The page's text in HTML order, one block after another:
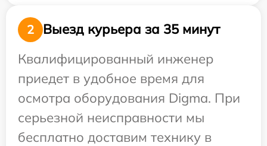
2
Выезд курьера за 35 минут
Квалифицированный инженер
приедет в удобное время для
осмотра оборудования Digma. При
серьезной неисправности мы
бесплатно доставим технику в